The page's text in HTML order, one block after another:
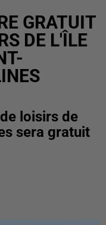
GRATUIT
DE L'ÎLE
loisirs de
sera gratuit